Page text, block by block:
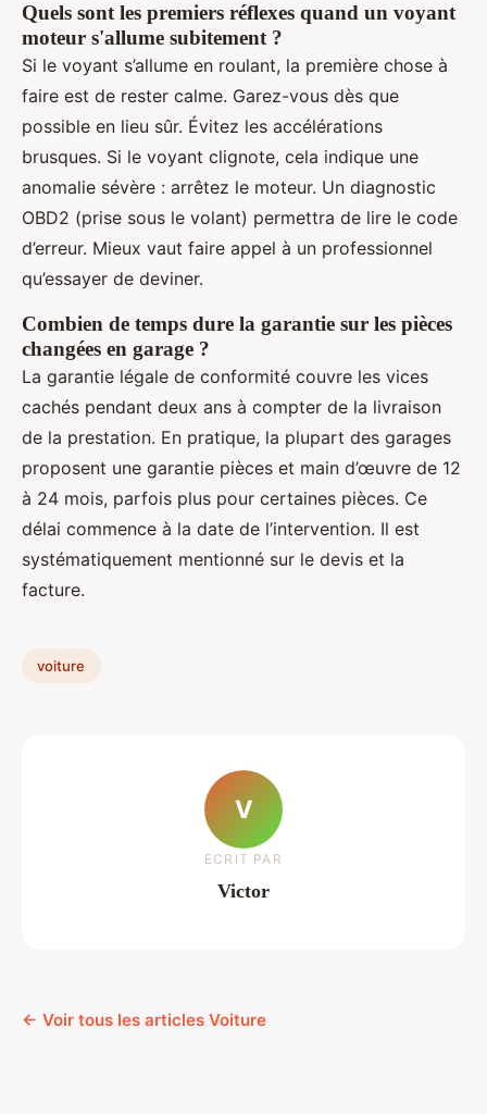
Quels sont les premiers réflexes quand un voyant
moteur s'allume subitement ?
Si le voyant s’allume en roulant, la première chose à
faire est de rester calme. Garez-vous dès que
possible en lieu sûr. Évitez les accélérations
brusques. Si le voyant clignote, cela indique une
anomalie sévère : arrêtez le moteur. Un diagnostic
OBD2 (prise sous le volant) permettra de lire le code
d’erreur. Mieux vaut faire appel à un professionnel
qu’essayer de deviner.
Combien de temps dure la garantie sur les pièces
changées en garage ?
La garantie légale de conformité couvre les vices
cachés pendant deux ans à compter de la livraison
de la prestation. En pratique, la plupart des garages
proposent une garantie pièces et main d’œuvre de 12
à 24 mois, parfois plus pour certaines pièces. Ce
délai commence à la date de l’intervention. Il est
systématiquement mentionné sur le devis et la
facture.
voiture
V
ECRIT PAR
Victor
← Voir tous les articles Voiture